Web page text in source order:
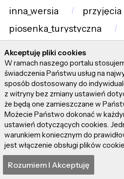
inna_wersja
przyjęcia
piosenka_turystyczna
Pliki cookie pomagają nam
portal Altao.pl. Korzystając z
użycie plików cookie. Pliki
tylko do działań techniczno-
przekazują danych
strony osobom trzecim.
zdjęciami i materiałami
własnością użytkowników.
portalu nie ponosi
prezentowane przez autorów
artykuł, zgadzasz się z
Akceptuję pliki cookies
W ramach naszego portalu
świadczenia Państwu usług na
sposób dostosowany do
z witryny bez zmiany ustawień
że będą one zamieszczane w
Możecie Państwo dokonać w
ustawień dotyczących cookies.
warunkiem koniecznym do
jest włączenie obsługi plików
Rozumiem I Akceptuję